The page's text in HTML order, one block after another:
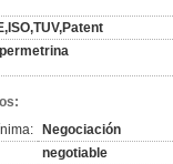
Negociación
negotiable